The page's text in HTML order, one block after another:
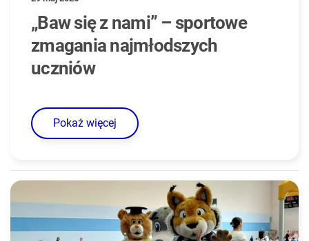
„Baw się z nami” – sportowe
zmagania najmłodszych
uczniów
Pokaż więcej